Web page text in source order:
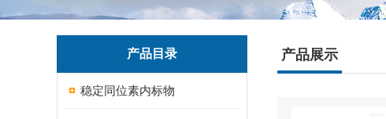
产品目录
稳定同位素内标物
产品展示